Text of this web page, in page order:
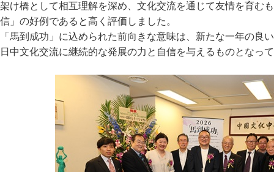
架け橋として相互理解を深め、文化交流を通じて友情を育む
信」の好例であると高く評価しました。
「馬到成功」に込められた前向きな意味は、新たな一年の良
日中文化交流に継続的な発展の力と自信を与えるものとなっ